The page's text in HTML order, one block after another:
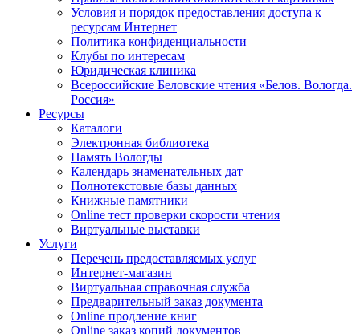
Условия и порядок предоставления доступа к
ресурсам Интернет
Политика конфиденциальности
Клубы по интересам
Юридическая клиника
Всероссийские Беловские чтения «Белов. Вологда.
Россия»
Ресурсы
Каталоги
Электронная библиотека
Память Вологды
Календарь знаменательных дат
Полнотекстовые базы данных
Книжные памятники
Online тест проверки скорости чтения
Виртуальные выставки
Услуги
Перечень предоставляемых услуг
Интернет-магазин
Виртуальная справочная служба
Предварительный заказ документа
Online продление книг
Online заказ копий документов